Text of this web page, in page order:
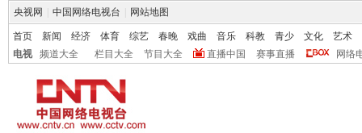
央视网 中国网络电视台 网站地图
首页 新闻 经济 体育 综艺 春晚 戏曲 音乐 科教 青少 文化
艺术
电视
频道大全 栏目大全 节目大全 直播中国 赛事直播 网络